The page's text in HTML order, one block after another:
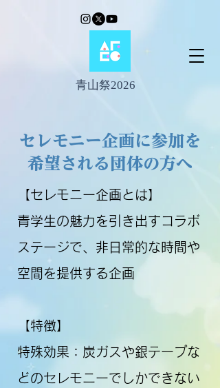
青山祭2026
セレモニー企画に参加を
希望される団体の方へ
【セレモニー企画とは】
青学生の魅力を引き出すコラボ
ステージで、非日常的な時間や
空間を提供する企画
【特徴】
特殊効果：炭ガスや銀テープな
どのセレモニーでしかできない